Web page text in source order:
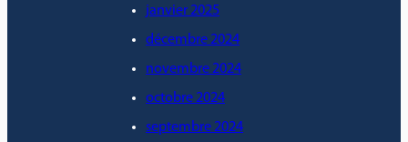
janvier 2025
décembre 2024
novembre 2024
octobre 2024
septembre 2024